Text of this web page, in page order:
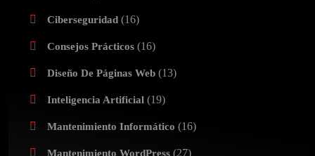
Ciberseguridad (16)
Consejos Prácticos (16)
Diseño De Páginas Web (13)
Inteligencia Artificial (19)
Mantenimiento Informático (16)
Mantenimiento WordPress (27)